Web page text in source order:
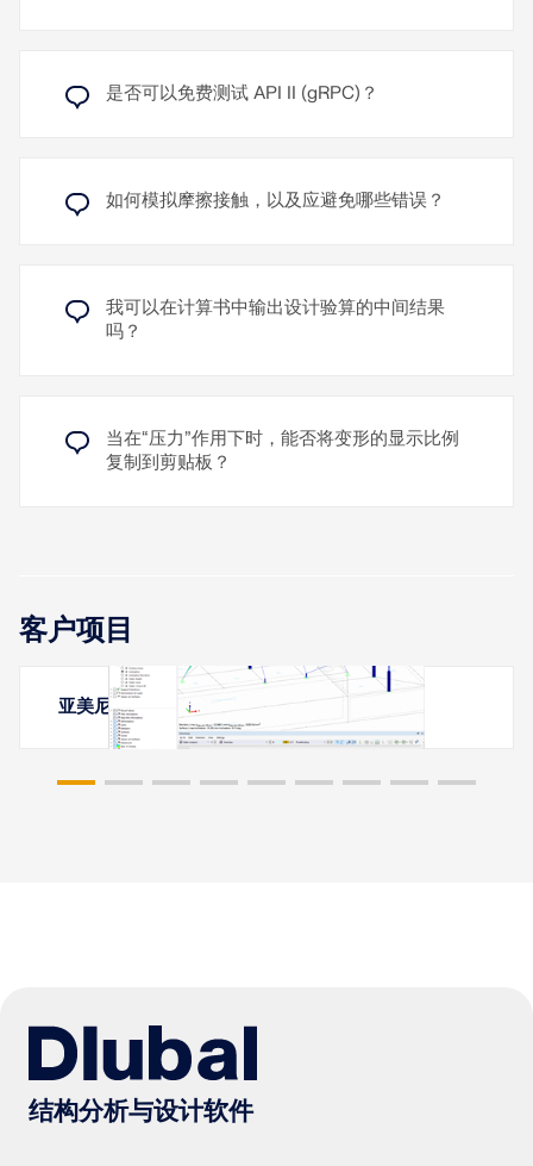
是否可以免费测试 API II (gRPC)？
如何模拟摩擦接触，以及应避免哪些错误？
我可以在计算书中输出设计验算的中间结果
吗？
当在“压力”作用下时，能否将变形的显示比例
复制到剪贴板？
客户项目
亚美尼亚埃里温的膜结构雨棚
结构分析与设计软件